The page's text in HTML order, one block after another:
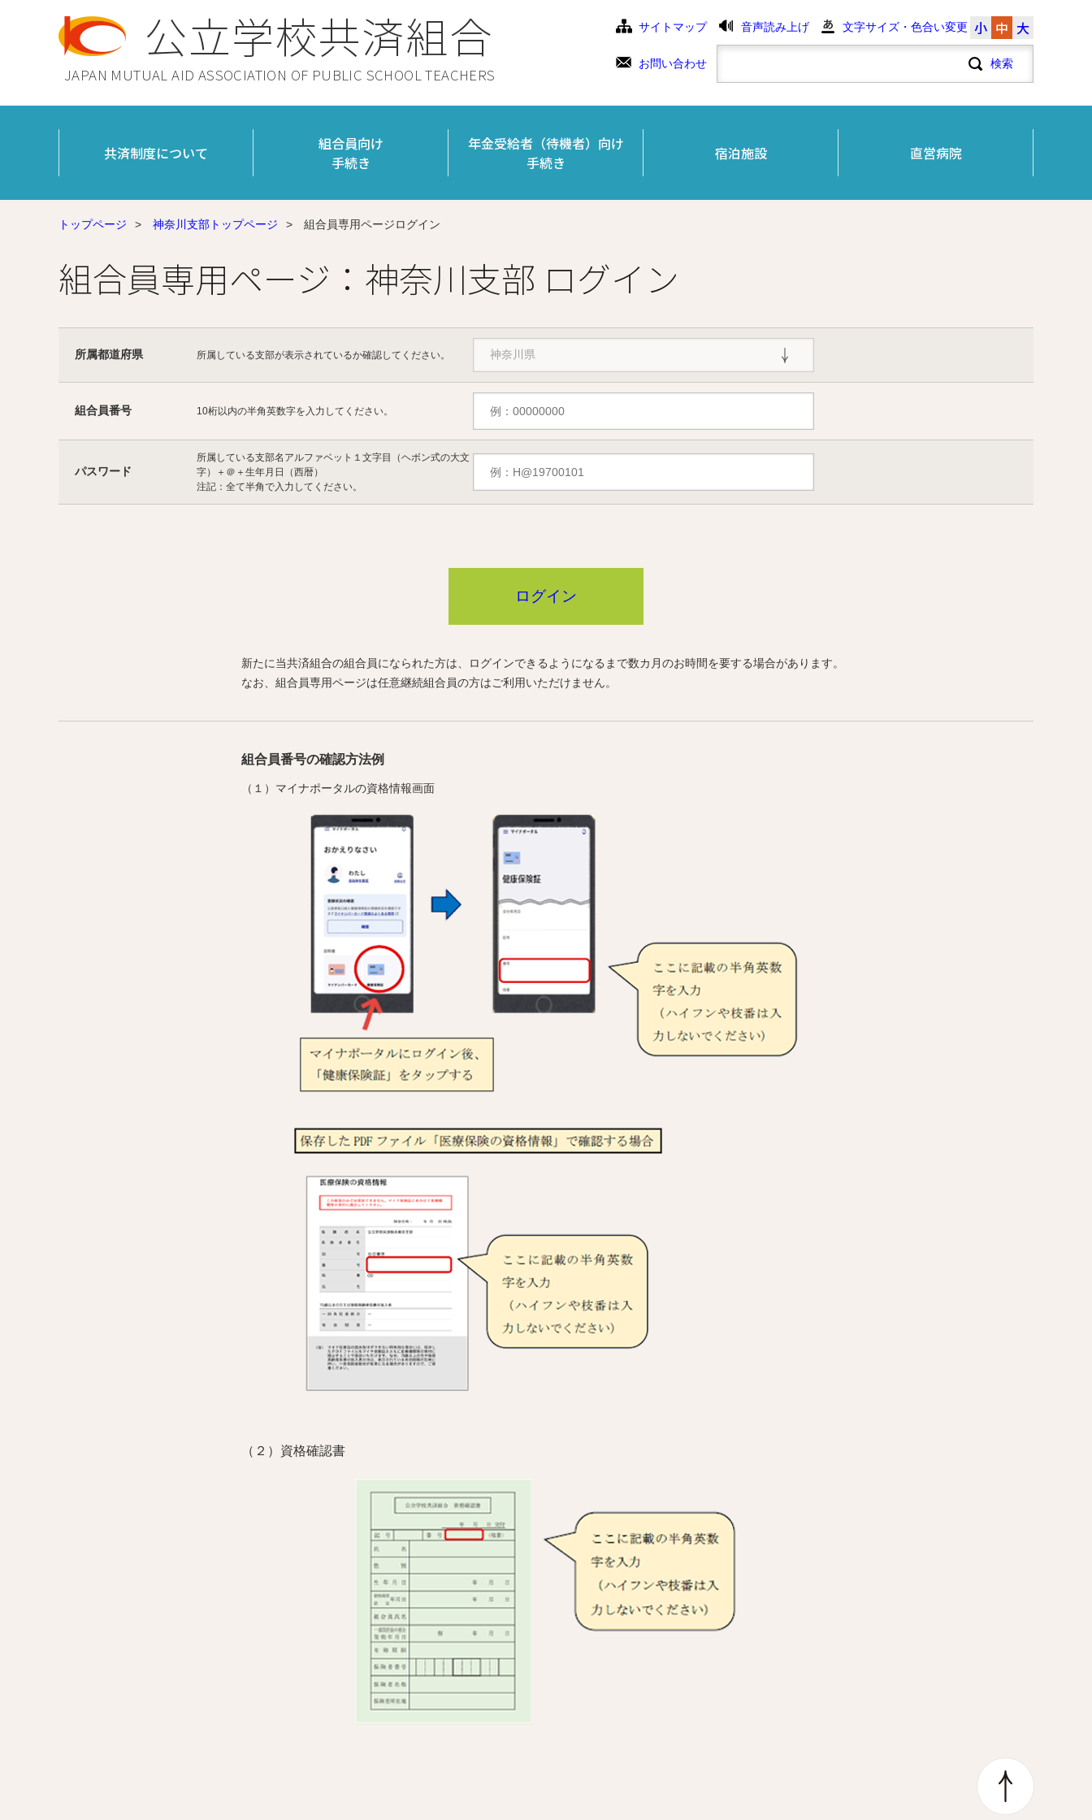
公立学校共済組合
JAPAN MUTUAL AID ASSOCIATION OF PUBLIC SCHOOL TEACHERS
サイトマップ 音声読み上げ 文字サイズ・色合い変更 小 中 大
お問い合わせ
共済制度について
組合員向け
手続き
年金受給者（待機者）向け
手続き
宿泊施設 直営病院
トップページ > 神奈川支部トップページ > 組合員専用ページログイン
組合員専用ページ：神奈川支部 ログイン
所属都道府県 所属している支部が表示されているか確認してください。
組合員番号 10桁以内の半角英数字を入力してください。
パスワード
所属している支部名アルファベット１文字目（ヘボン式の大文
字）＋＠＋生年月日（西暦）
注記：全て半角で入力してください。
ログイン
新たに当共済組合の組合員になられた方は、ログインできるようになるまで数カ月のお時間を要する場合があります。
なお、組合員専用ページは任意継続組合員の方はご利用いただけません。
組合員番号の確認方法例
（１）マイナポータルの資格情報画面
（２）資格確認書